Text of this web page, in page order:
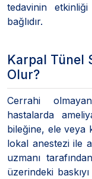
tedavinin
bağlıdır.
Karpal Tünel
Olur?
Cerrahi
hastalarda
bileğine, ele veya
lokal anestezi ile
uzmanı
üzerindeki